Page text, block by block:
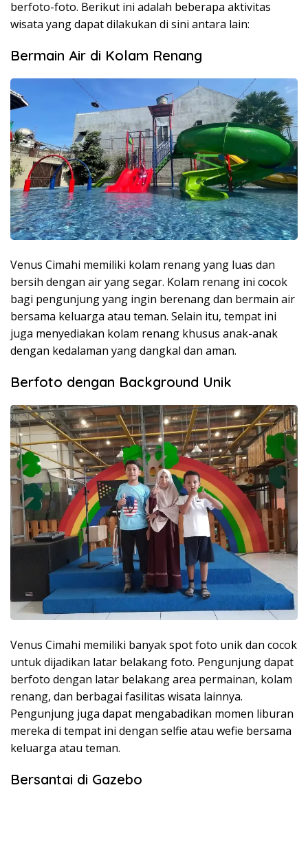
berfoto-foto. Berikut ini adalah beberapa aktivitas
wisata yang dapat dilakukan di sini antara lain:
Bermain Air di Kolam Renang
Venus Cimahi memiliki kolam renang yang luas dan
bersih dengan air yang segar. Kolam renang ini cocok
bagi pengunjung yang ingin berenang dan bermain air
bersama keluarga atau teman. Selain itu, tempat ini
juga menyediakan kolam renang khusus anak-anak
dengan kedalaman yang dangkal dan aman.
Berfoto dengan Background Unik
Venus Cimahi memiliki banyak spot foto unik dan cocok
untuk dijadikan latar belakang foto. Pengunjung dapat
berfoto dengan latar belakang area permainan, kolam
renang, dan berbagai fasilitas wisata lainnya.
Pengunjung juga dapat mengabadikan momen liburan
mereka di tempat ini dengan selfie atau wefie bersama
keluarga atau teman.
Bersantai di Gazebo